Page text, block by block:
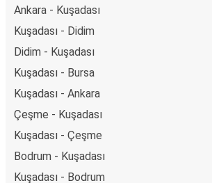
Ankara - Kuşadası
Kuşadası - Didim
Didim - Kuşadası
Kuşadası - Bursa
Kuşadası - Ankara
Çeşme - Kuşadası
Kuşadası - Çeşme
Bodrum - Kuşadası
Kuşadası - Bodrum